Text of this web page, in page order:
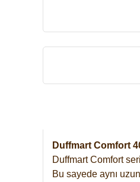
Duffmart Comfort
Duffmart Comfort
Bu sayede aynı